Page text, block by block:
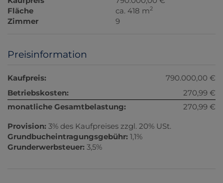
Fläche
ca. 418 m2
Zimmer 9
Preisinformation
Kaufpreis:
790.000,00 €
Betriebskosten:
270,99 €
monatliche Gesamtbelastung:
270,99 €
Provision: 3% des Kaufpreises zzgl. 20% USt.
Grundbucheintragungsgebühr: 1,1%
Grunderwerbsteuer: 3,5%